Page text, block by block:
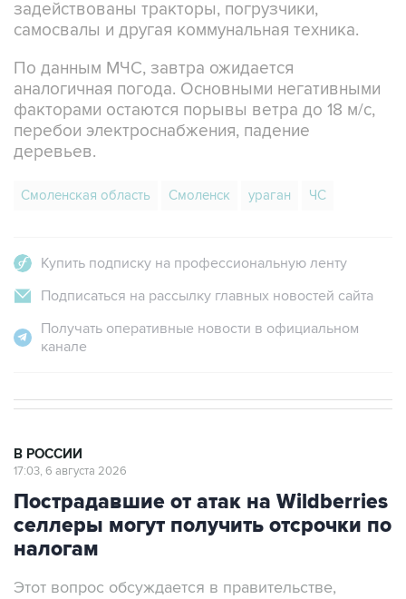
задействованы тракторы, погрузчики,
самосвалы и другая коммунальная техника.
По данным МЧС, завтра ожидается
аналогичная погода. Основными негативными
факторами остаются порывы ветра до 18 м/с,
перебои электроснабжения, падение
деревьев.
Смоленская область Смоленск ураган ЧС
Купить подписку на профессиональную ленту
Подписаться на рассылку главных новостей сайта
Получать оперативные новости в официальном
канале
В РОССИИ
17:03, 6 августа 2026
Пострадавшие от атак на Wildberries
селлеры могут получить отсрочки по
налогам
Этот вопрос обсуждается в правительстве,